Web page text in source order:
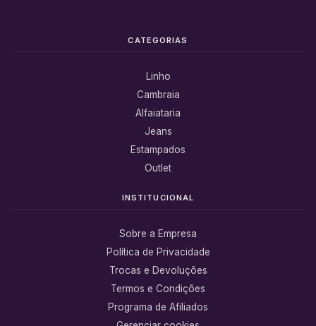
CATEGORIAS
Linho
Cambraia
Alfaiataria
Jeans
Estampados
Outlet
INSTITUCIONAL
Sobre a Empresa
Política de Privacidade
Trocas e Devoluções
Termos e Condições
Programa de Afiliados